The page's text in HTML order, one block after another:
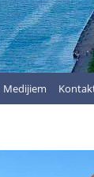
Medijiem